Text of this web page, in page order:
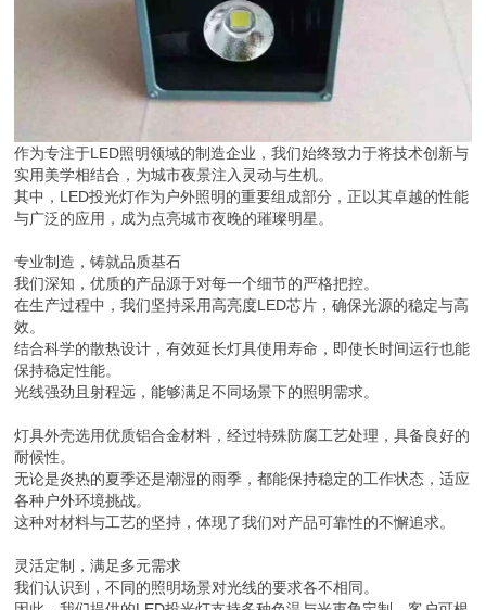
作为专注于LED照明领域的制造企业，我们始终致力于将技术创新与
实用美学相结合，为城市夜景注入灵动与生机。
其中，LED投光灯作为户外照明的重要组成部分，正以其卓越的性能
与广泛的应用，成为点亮城市夜晚的璀璨明星。
专业制造，铸就品质基石
我们深知，优质的产品源于对每一个细节的严格把控。
在生产过程中，我们坚持采用高亮度LED芯片，确保光源的稳定与高
效。
结合科学的散热设计，有效延长灯具使用寿命，即使长时间运行也能
保持稳定性能。
光线强劲且射程远，能够满足不同场景下的照明需求。
灯具外壳选用优质铝合金材料，经过特殊防腐工艺处理，具备良好的
耐候性。
无论是炎热的夏季还是潮湿的雨季，都能保持稳定的工作状态，适应
各种户外环境挑战。
这种对材料与工艺的坚持，体现了我们对产品可靠性的不懈追求。
灵活定制，满足多元需求
我们认识到，不同的照明场景对光线的要求各不相同。